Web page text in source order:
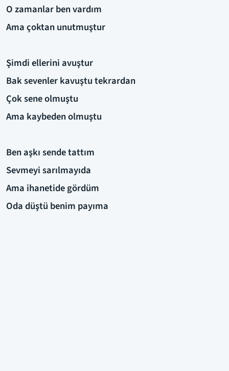
O zamanlar ben vardım
Ama çoktan unutmuştur
Şimdi ellerini avuştur
Bak sevenler kavuştu tekrardan
Çok sene olmuştu
Ama kaybeden olmuştu
Ben aşkı sende tattım
Sevmeyi sarılmayıda
Ama ihanetide gördüm
Oda düştü benim payıma